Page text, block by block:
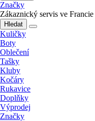
Značky
Zákaznický servis ve Francie
Hledat
Kuličky
Boty
Oblečení
Tašky
Kluby
Kočáry
Rukavice
Doplňky
Výprodej
Značky